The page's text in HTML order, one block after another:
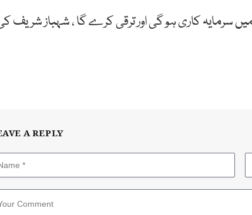
سرمایہ کاری ہو گی اور ترقی کرے گا ، شہباز شریف
A REPLY